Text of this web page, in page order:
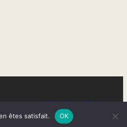
Mentions légales
êtes satisfait. OK